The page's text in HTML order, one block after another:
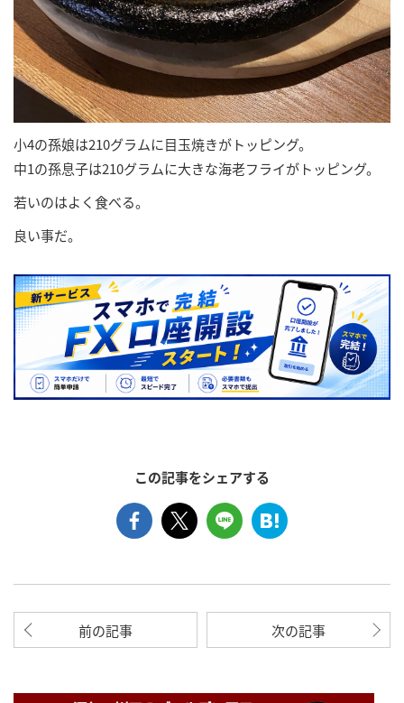
小4の孫娘は210グラムに目玉焼きがトッピング。
中1の孫息子は210グラムに大きな海老フライがトッピング。
若いのはよく食べる。
良い事だ。
この記事をシェアする
前の記事 次の記事